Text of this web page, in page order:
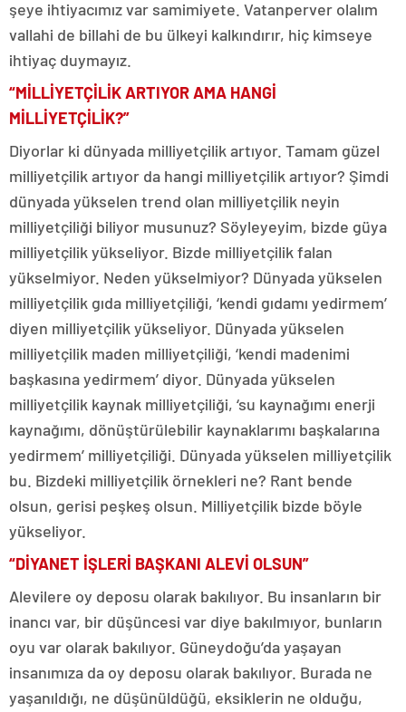
şeye ihtiyacımız var samimiyete. Vatanperver olalım
vallahi de billahi de bu ülkeyi kalkındırır, hiç kimseye
ihtiyaç duymayız.
“MİLLİYETÇİLİK ARTIYOR AMA HANGİ
MİLLİYETÇİLİK?”
Diyorlar ki dünyada milliyetçilik artıyor. Tamam güzel
milliyetçilik artıyor da hangi milliyetçilik artıyor? Şimdi
dünyada yükselen trend olan milliyetçilik neyin
milliyetçiliği biliyor musunuz? Söyleyeyim, bizde güya
milliyetçilik yükseliyor. Bizde milliyetçilik falan
yükselmiyor. Neden yükselmiyor? Dünyada yükselen
milliyetçilik gıda milliyetçiliği, ‘kendi gıdamı yedirmem’
diyen milliyetçilik yükseliyor. Dünyada yükselen
milliyetçilik maden milliyetçiliği, ‘kendi madenimi
başkasına yedirmem’ diyor. Dünyada yükselen
milliyetçilik kaynak milliyetçiliği, ‘su kaynağımı enerji
kaynağımı, dönüştürülebilir kaynaklarımı başkalarına
yedirmem’ milliyetçiliği. Dünyada yükselen milliyetçilik
bu. Bizdeki milliyetçilik örnekleri ne? Rant bende
olsun, gerisi peşkeş olsun. Milliyetçilik bizde böyle
yükseliyor.
“DİYANET İŞLERİ BAŞKANI ALEVİ OLSUN”
Alevilere oy deposu olarak bakılıyor. Bu insanların bir
inancı var, bir düşüncesi var diye bakılmıyor, bunların
oyu var olarak bakılıyor. Güneydoğu’da yaşayan
insanımıza da oy deposu olarak bakılıyor. Burada ne
yaşanıldığı, ne düşünüldüğü, eksiklerin ne olduğu,